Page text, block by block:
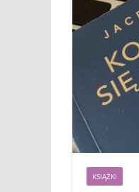
KSIĄŻKI